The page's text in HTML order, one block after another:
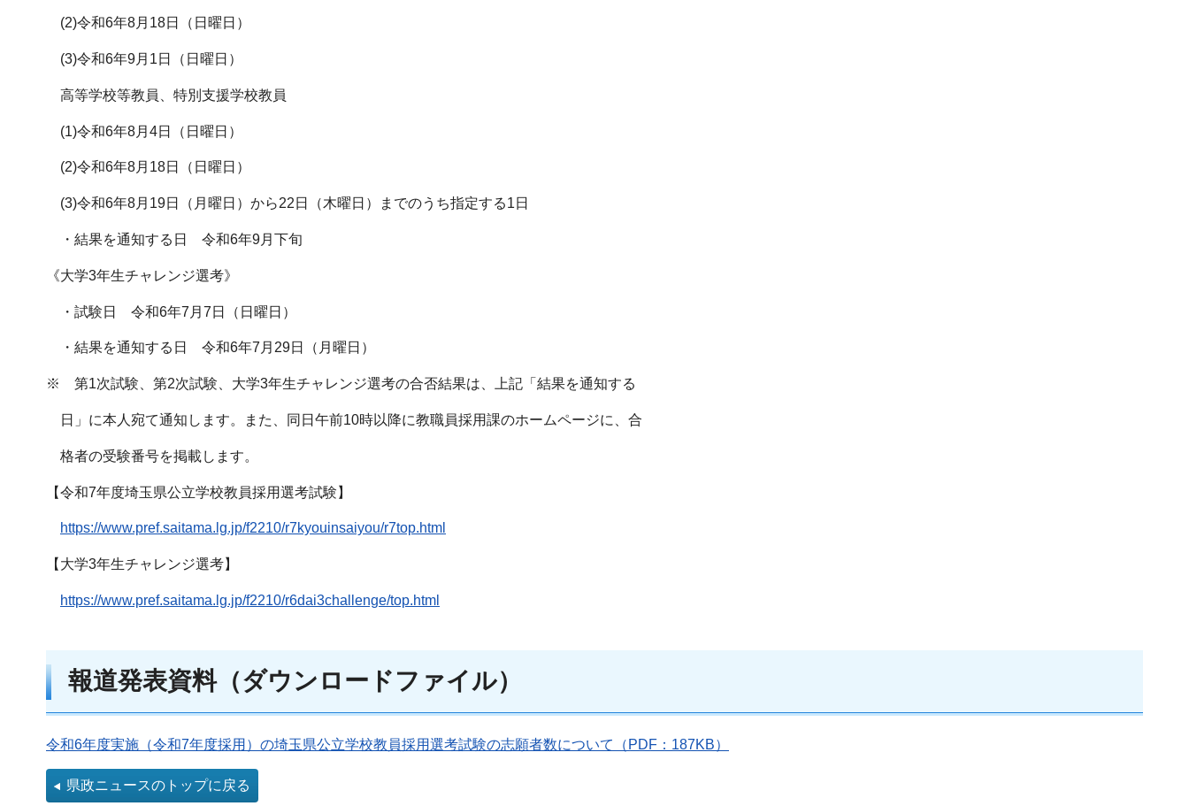
(2)令和6年8月18日（日曜日）
(3)令和6年9月1日（日曜日）
高等学校等教員、特別支援学校教員
(1)令和6年8月4日（日曜日）
(2)令和6年8月18日（日曜日）
(3)令和6年8月19日（月曜日）から22日（木曜日）までのうち指定する1日
・結果を通知する日 令和6年9月下旬
《大学3年生チャレンジ選考》
・試験日 令和6年7月7日（日曜日）
・結果を通知する日 令和6年7月29日（月曜日）
※ 第1次試験、第2次試験、大学3年生チャレンジ選考の合否結果は、上記「結果を通知する
日」に本人宛て通知します。また、同日午前10時以降に教職員採用課のホームページに、合
格者の受験番号を掲載します。
【令和7年度埼玉県公立学校教員採用選考試験】
https://www.pref.saitama.lg.jp/f2210/r7kyouinsaiyou/r7top.html
【大学3年生チャレンジ選考】
https://www.pref.saitama.lg.jp/f2210/r6dai3challenge/top.html
報道発表資料（ダウンロードファイル）
令和6年度実施（令和7年度採用）の埼玉県公立学校教員採用選考試験の志願者数について（PDF：187KB）
県政ニュースのトップに戻る